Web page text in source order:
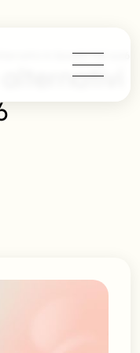
A Google Nel 2026